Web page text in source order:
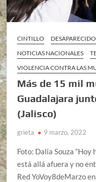
CINTILLO
NOTICIAS NACIONALES
VIOLENCIA CONTRA LAS
Más de 15 mil
Guadalajara
(Jalisco)
grieta 9 marzo, 2022
Foto: Dalia Souza
está allá afuera y no
Red YoVoy8deMarzo